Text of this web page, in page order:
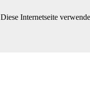
Diese Internetseite